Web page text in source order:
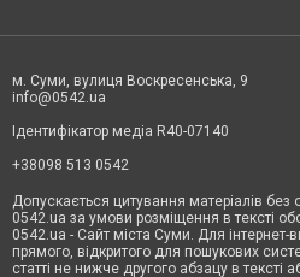
м. Суми, вулиця Воскресенська, 9
info@0542.ua
Ідентифікатор медіа R40-07140
+38098 513 0542
Допускається цитування матеріалів
0542.ua за умови розміщення в тексті
0542.ua - Сайт міста Суми. Для
прямого, відкритого для пошукових
статті не нижче другого абзацу в